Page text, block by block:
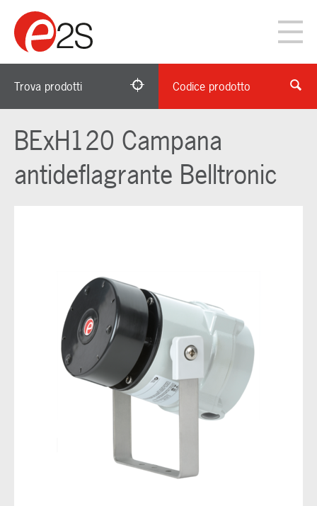
Trova prodotti Codice prodotto
BExH120 Campana
antideflagrante Belltronic